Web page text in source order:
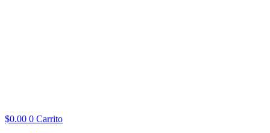
$0.00 0 Carrito